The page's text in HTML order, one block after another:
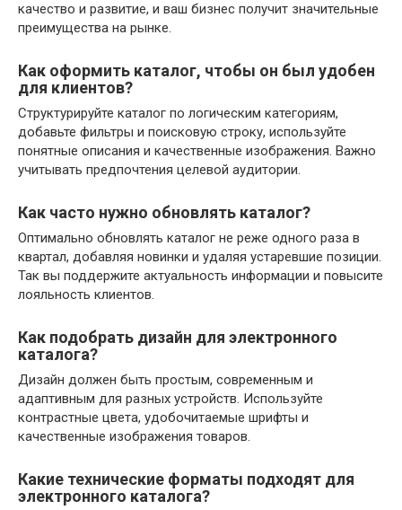
качество и развитие, и ваш бизнес получит значительные
преимущества на рынке.
Как оформить каталог, чтобы он был удобен
для клиентов?
Структурируйте каталог по логическим категориям,
добавьте фильтры и поисковую строку, используйте
понятные описания и качественные изображения. Важно
учитывать предпочтения целевой аудитории.
Как часто нужно обновлять каталог?
Оптимально обновлять каталог не реже одного раза в
квартал, добавляя новинки и удаляя устаревшие позиции.
Так вы поддержите актуальность информации и повысите
лояльность клиентов.
Как подобрать дизайн для электронного
каталога?
Дизайн должен быть простым, современным и
адаптивным для разных устройств. Используйте
контрастные цвета, удобочитаемые шрифты и
качественные изображения товаров.
Какие технические форматы подходят для
электронного каталога?